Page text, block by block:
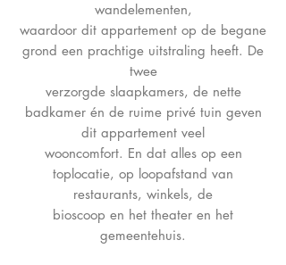
wandelementen,
waardoor dit appartement op de begane
grond een prachtige uitstraling heeft. De
twee
verzorgde slaapkamers, de nette
badkamer én de ruime privé tuin geven
dit appartement veel
wooncomfort. En dat alles op een
toplocatie, op loopafstand van
restaurants, winkels, de
bioscoop en het theater en het
gemeentehuis.